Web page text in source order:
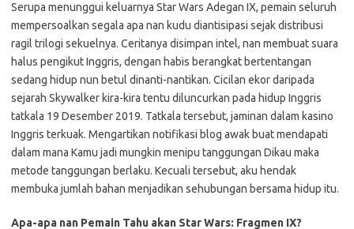
Serupa menunggui keluarnya Star Wars Adegan IX, pemain seluruh
mempersoalkan segala apa nan kudu diantisipasi sejak distribusi
ragil trilogi sekuelnya. Ceritanya disimpan intel, nan membuat suara
halus pengikut Inggris, dengan habis berangkat bertentangan
sedang hidup nun betul dinanti-nantikan. Cicilan ekor daripada
sejarah Skywalker kira-kira tentu diluncurkan pada hidup Inggris
tatkala 19 Desember 2019. Tatkala tersebut, jaminan dalam kasino
Inggris terkuak. Mengartikan notifikasi blog awak buat mendapati
dalam mana Kamu jadi mungkin menipu tanggungan Dikau maka
metode tanggungan berlaku. Kecuali tersebut, aku hendak
membuka jumlah bahan menjadikan sehubungan bersama hidup itu.
Apa-apa nan Pemain Tahu akan Star Wars: Fragmen IX?